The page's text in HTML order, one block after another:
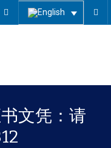
文凭：请